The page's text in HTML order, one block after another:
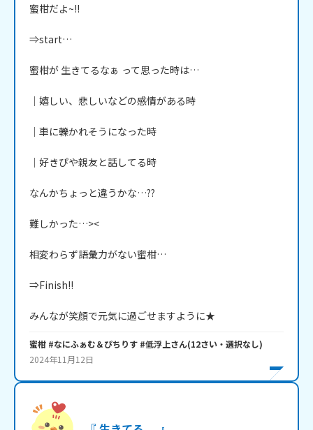
蜜柑だよ~!!
⇒start…
蜜柑が 生きてるなぁ って思った時は…
│嬉しい、悲しいなどの感情がある時
│車に轢かれそうになった時
│好きぴや親友と話してる時
なんかちょっと違うかな…??
難しかった…><
相変わらず語彙力がない蜜柑…
⇒Finish!!
みんなが笑顔で元気に過ごせますように★
蜜柑 #なにふぁむ＆ぴちりす #低浮上さん(12さい・ 選択なし)
2024年11月12日